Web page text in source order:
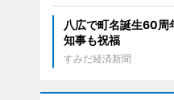
八広で町名誕生60
知事も祝福
すみだ経済新聞